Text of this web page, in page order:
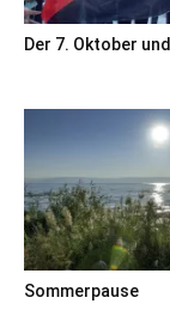
Der 7. Oktober
Sommerpause